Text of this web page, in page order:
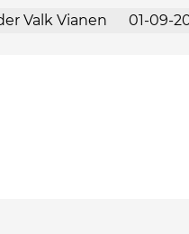
Valk Vianen 01-09-